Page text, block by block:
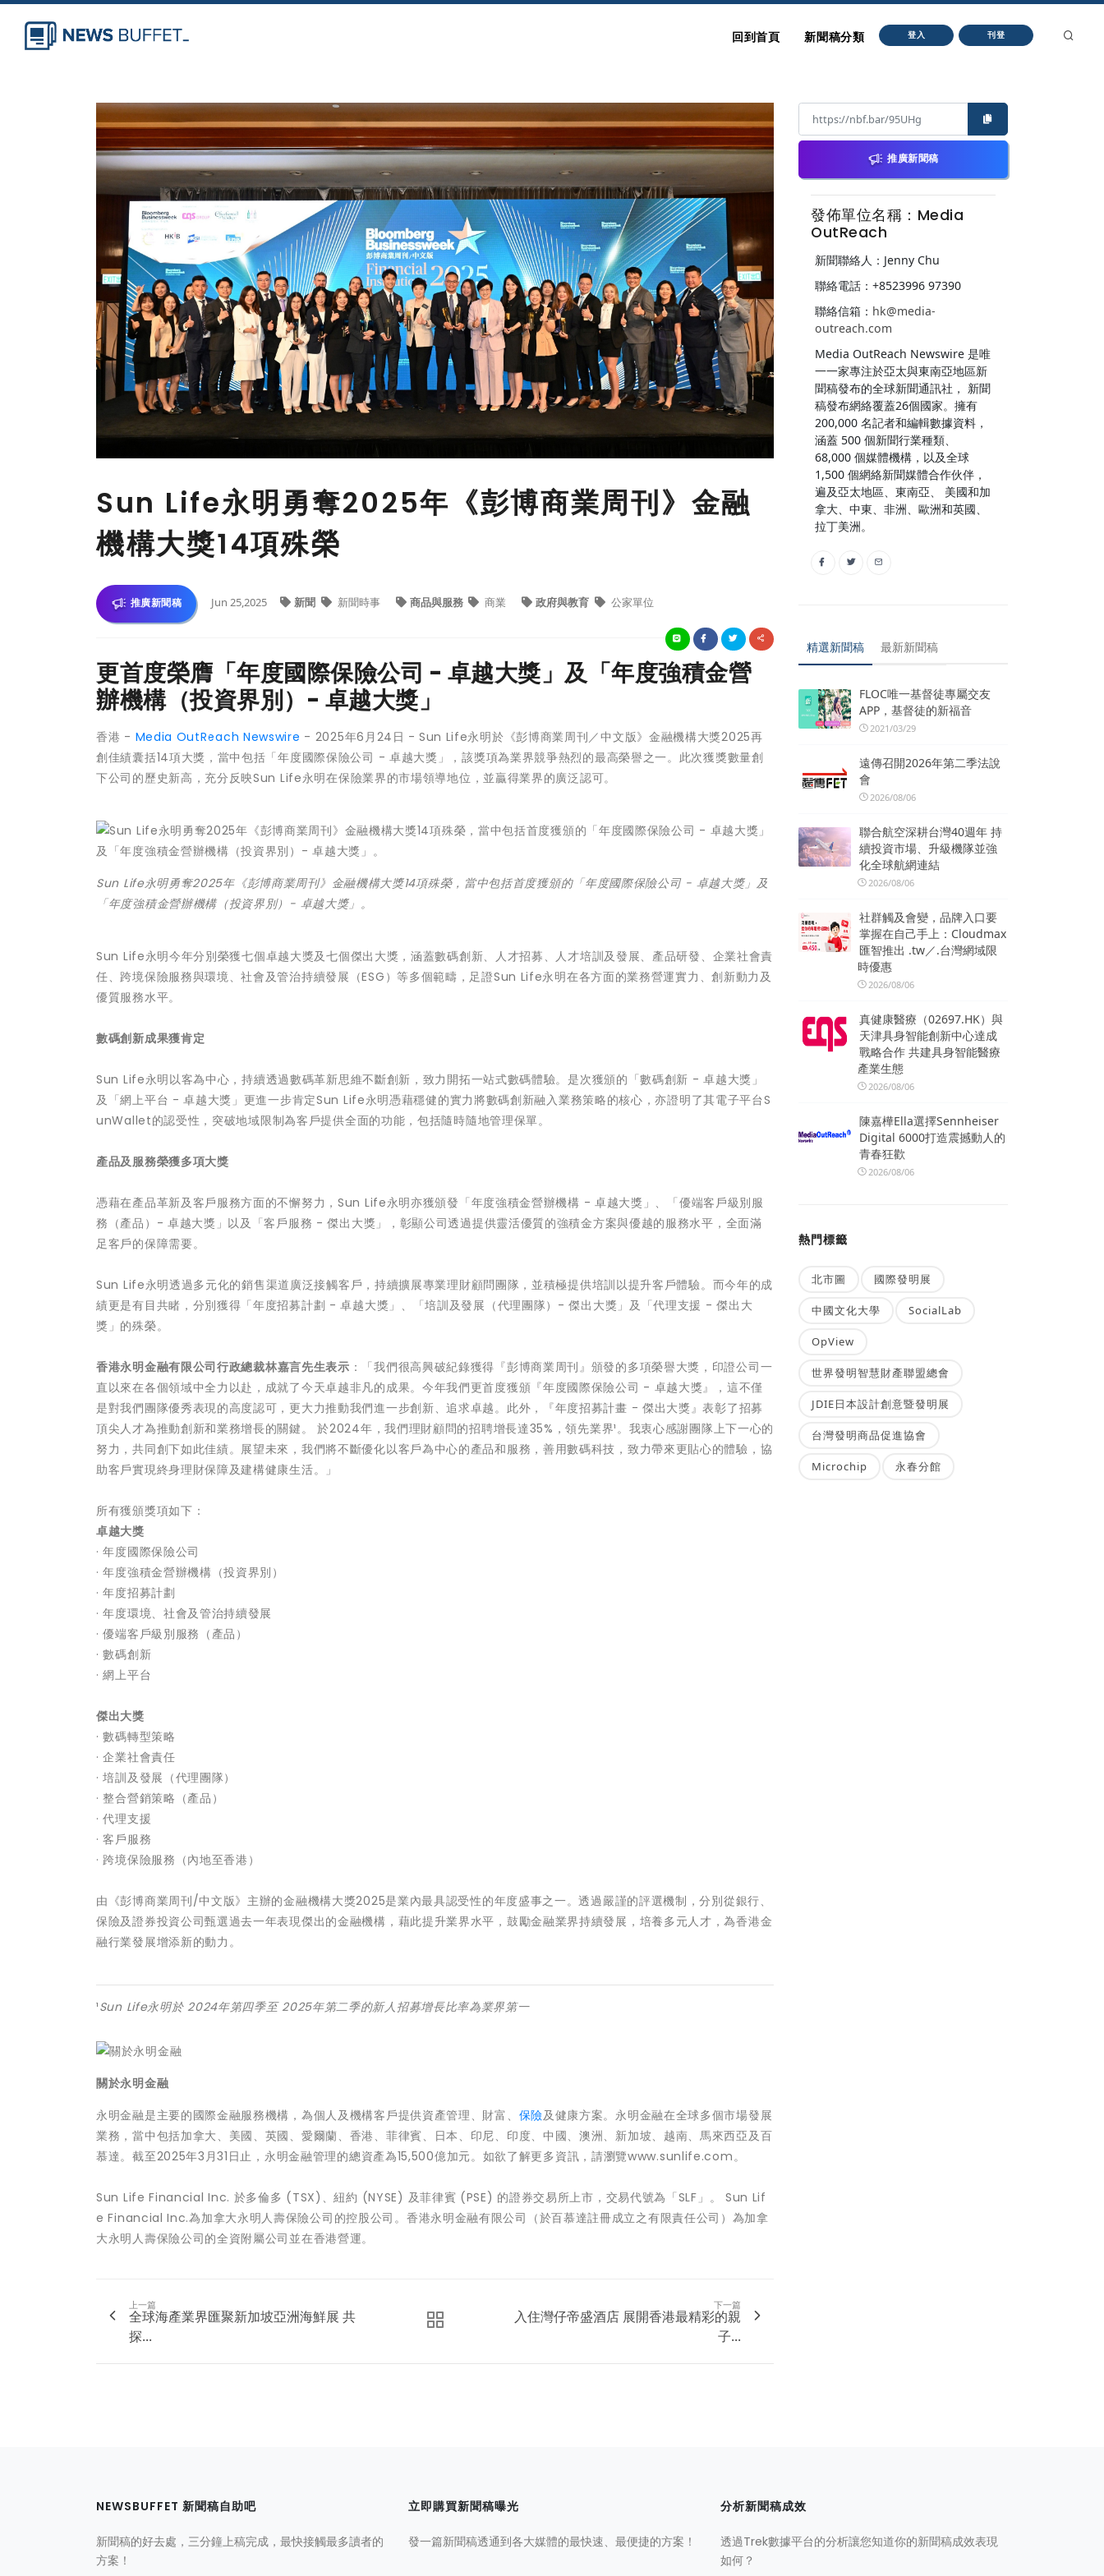
回到首頁 新聞稿分類 登入 刊登
Sun Life永明勇奪2025年《彭博商業周刊》金融
機構大獎14項殊榮
推廣新聞稿 Jun 25,2025 新聞 新聞時事 商品與服務 商業 政府與教育 公家單位
更首度榮膺「年度國際保險公司 - 卓越大獎」及「年度強積金營
辦機構（投資界別）- 卓越大獎」
香港 - Media OutReach Newswire - 2025年6月24日 - Sun Life永明於《彭博商業周刊／中文版》金融機構大獎2025再
創佳績囊括14項大獎，當中包括「年度國際保險公司 - 卓越大獎」，該獎項為業界競爭熱烈的最高榮譽之一。此次獲獎數量創
下公司的歷史新高，充分反映Sun Life永明在保險業界的市場領導地位，並贏得業界的廣泛認可。
Sun Life永明勇奪2025年《彭博商業周刊》金融機構大獎14項殊榮，當中包括首度獲頒的「年度國際保險公司 - 卓越大獎」及
「年度強積金營辦機構（投資界別）- 卓越大獎」。
Sun Life永明今年分別榮獲七個卓越大獎及七個傑出大獎，涵蓋數碼創新、人才招募、人才培訓及發展、產品研發、企業社會責
任、跨境保險服務與環境、社會及管治持續發展（ESG）等多個範疇，足證Sun Life永明在各方面的業務營運實力、創新動力及
優質服務水平。
數碼創新成果獲肯定
Sun Life永明以客為中心，持續透過數碼革新思維不斷創新，致力開拓一站式數碼體驗。是次獲頒的「數碼創新 - 卓越大獎」
及「網上平台 - 卓越大獎」更進一步肯定Sun Life永明憑藉穩健的實力將數碼創新融入業務策略的核心，亦證明了其電子平台S
unWallet的認受性，突破地域限制為客戶提供全面的功能，包括隨時隨地管理保單。
產品及服務榮獲多項大獎
憑藉在產品革新及客戶服務方面的不懈努力，Sun Life永明亦獲頒發「年度強積金營辦機構 - 卓越大獎」、「優端客戶級別服
務（產品）- 卓越大獎」以及「客戶服務 - 傑出大獎」，彰顯公司透過提供靈活優質的強積金方案與優越的服務水平，全面滿
足客戶的保障需要。
Sun Life永明透過多元化的銷售渠道廣泛接觸客戶，持續擴展專業理財顧問團隊，並積極提供培訓以提升客戶體驗。而今年的成
績更是有目共睹，分別獲得「年度招募計劃 - 卓越大獎」、「培訓及發展（代理團隊）- 傑出大獎」及「代理支援 - 傑出大
獎」的殊榮。
香港永明金融有限公司行政總裁林嘉言先生表示 ：「我們很高興破紀錄獲得『彭博商業周刊』頒發的多項榮譽大獎，印證公司一
直以來在各個領域中全力以赴，成就了今天卓越非凡的成果。今年我們更首度獲頒『年度國際保險公司 - 卓越大獎』，這不僅
是對我們團隊優秀表現的高度認可，更大力推動我們進一步創新、追求卓越。此外，『年度招募計畫 - 傑出大獎』表彰了招募
頂尖人才為推動創新和業務增長的關鍵。 於2024年，我們理財顧問的招聘增長達35%，領先業界¹。我衷心感謝團隊上下一心的
努力，共同創下如此佳績。展望未來，我們將不斷優化以客戶為中心的產品和服務，善用數碼科技，致力帶來更貼心的體驗，協
助客戶實現終身理財保障及建構健康生活。」
所有獲頒獎項如下：
卓越大獎
· 年度國際保險公司
· 年度強積金營辦機構（投資界別）
· 年度招募計劃
· 年度環境、社會及管治持續發展
· 優端客戶級別服務（產品）
· 數碼創新
· 網上平台
傑出大獎
· 數碼轉型策略
· 企業社會責任
· 培訓及發展（代理團隊）
· 整合營銷策略（產品）
· 代理支援
· 客戶服務
· 跨境保險服務（內地至香港）
由《彭博商業周刊/中文版》主辦的金融機構大獎2025是業內最具認受性的年度盛事之一。透過嚴謹的評選機制，分別從銀行、
保險及證券投資公司甄選過去一年表現傑出的金融機構，藉此提升業界水平，鼓勵金融業界持續發展，培養多元人才，為香港金
融行業發展增添新的動力。
¹Sun Life永明於2024年第四季至2025年第二季的新人招募增長比率為業界第一
關於永明金融
永明金融是主要的國際金融服務機構，為個人及機構客戶提供資產管理、財富、 保險及健康方案。永明金融在全球多個市場發展
業務，當中包括加拿大、美國、英國、愛爾蘭、香港、菲律賓、日本、印尼、印度、中國、澳洲、新加坡、越南、馬來西亞及百
慕達。截至2025年3月31日止，永明金融管理的總資產為15,500億加元。如欲了解更多資訊，請瀏覽www.sunlife.com。
Sun Life Financial Inc. 於多倫多 (TSX)、紐約 (NYSE) 及菲律賓 (PSE) 的證券交易所上市，交易代號為「SLF」。 Sun Lif
e Financial Inc.為加拿大永明人壽保險公司的控股公司。香港永明金融有限公司（於百慕達註冊成立之有限責任公司）為加拿
大永明人壽保險公司的全資附屬公司並在香港營運。
上一篇
全球海產業界匯聚新加坡亞洲海鮮展 共
探...
下一篇
入住灣仔帝盛酒店 展開香港最精彩的親
子...
推廣新聞稿
發佈單位名稱：Media
OutReach
新聞聯絡人：Jenny Chu
聯絡電話：+8523996 97390
聯絡信箱： hk@media-
outreach.com
Media OutReach Newswire 是唯
一一家專注於亞太與東南亞地區新
聞稿發布的全球新聞通訊社， 新聞
稿發布網絡覆蓋26個國家。擁有
200,000 名記者和編輯數據資料，
涵蓋 500 個新聞行業種類、
68,000 個媒體機構，以及全球
1,500 個網絡新聞媒體合作伙伴，
遍及亞太地區、東南亞、 美國和加
拿大、中東、非洲、歐洲和英國、
拉丁美洲。
精選新聞稿 最新新聞稿
FLOC唯一基督徒專屬交友
APP，基督徒的新福音
2021/03/29
遠傳召開2026年第二季法說
會
2026/08/06
聯合航空深耕台灣40週年 持
續投資市場、升級機隊並強
化全球航網連結
2026/08/06
社群觸及會變，品牌入口要
掌握在自己手上：Cloudmax
匯智推出 .tw／.台灣網域限
時優惠
2026/08/06
真健康醫療（02697.HK）與
天津具身智能創新中心達成
戰略合作 共建具身智能醫療
產業生態
2026/08/06
陳嘉樺Ella選擇Sennheiser
Digital 6000打造震撼動人的
青春狂歡
2026/08/06
熱門標籤
北市圖 國際發明展
中國文化大學 SocialLab
OpView
世界發明智慧財產聯盟總會
JDIE日本設計創意暨發明展
台灣發明商品促進協會
Microchip 永春分館
NEWSBUFFET 新聞稿自助吧
新聞稿的好去處，三分鐘上稿完成，最快接觸最多讀者的
方案！
立即購買新聞稿曝光
發一篇新聞稿透通到各大媒體的最快速、最便捷的方案！
分析新聞稿成效
透過Trek數據平台的分析讓您知道你的新聞稿成效表現
如何？